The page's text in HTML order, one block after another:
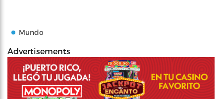
Mundo
Advertisements